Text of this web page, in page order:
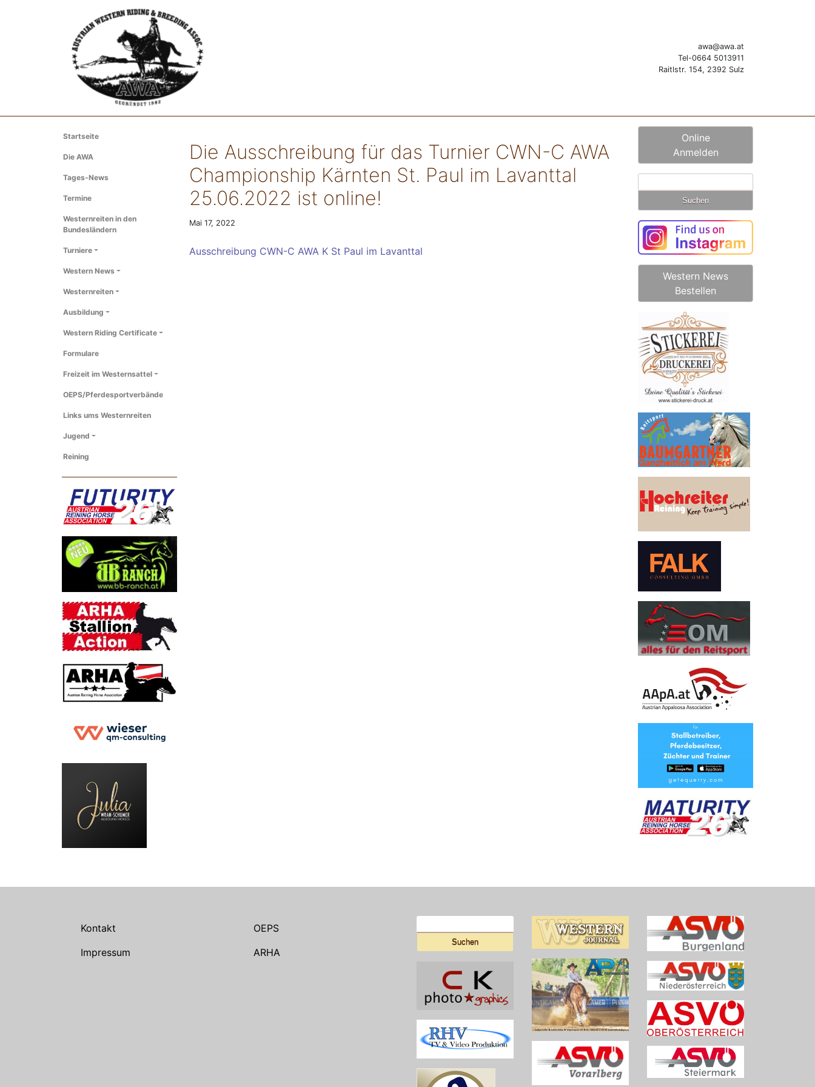
awa@awa.at
Tel-0664 5013911
Raitlstr. 154, 2392 Sulz
Startseite
Die AWA
Tages-News
Termine
Westernreiten in den
Bundesländern
Turniere
Western News
Westernreiten
Ausbildung
Western Riding Certificate
Formulare
Freizeit im Westernsattel
OEPS/Pferdesportverbände
Links ums Westernreiten
Jugend
Reining
Die Ausschreibung für das Turnier CWN-C AWA
Championship Kärnten St. Paul im Lavanttal
25.06.2022 ist online!
Mai 17, 2022
Ausschreibung CWN-C AWA K St Paul im Lavanttal
Online
Anmelden
nach:
Western News
Bestellen
Kontakt
Impressum
OEPS
ARHA